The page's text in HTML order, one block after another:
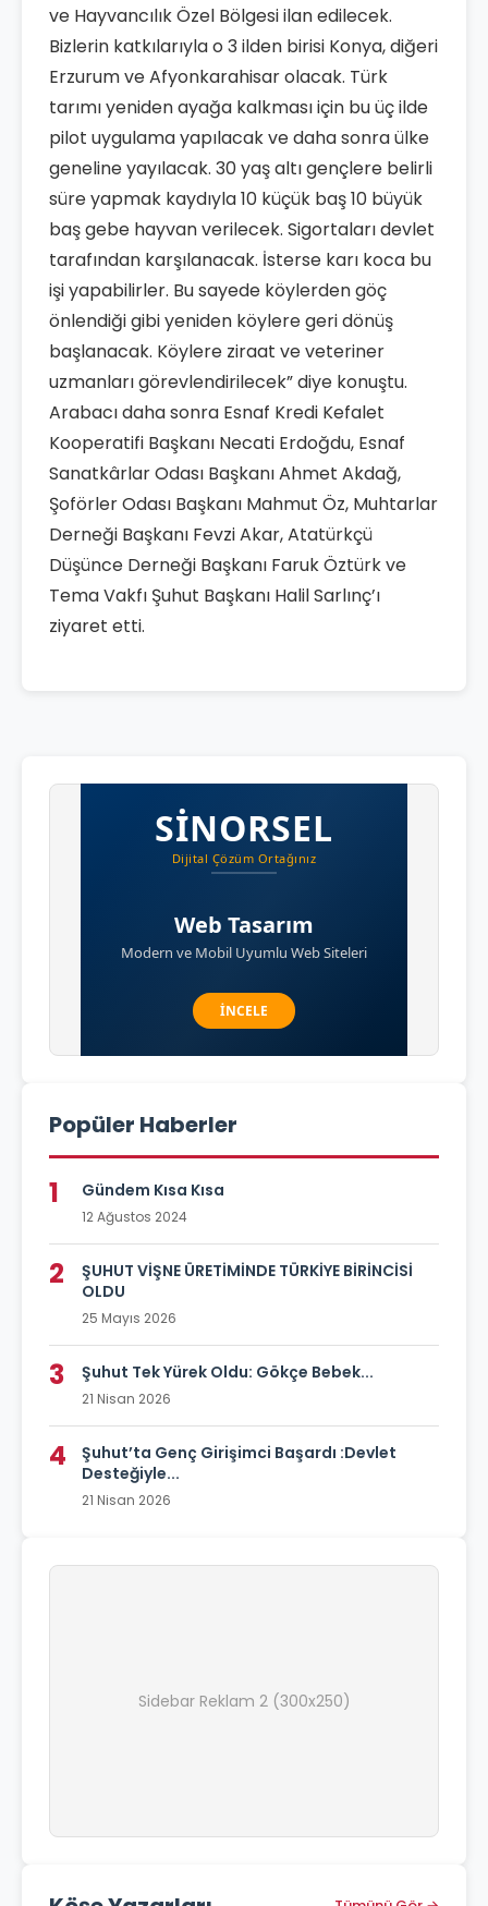
ve Hayvancılık Özel Bölgesi ilan edilecek.
Bizlerin katkılarıyla o 3 ilden birisi Konya, diğeri
Erzurum ve Afyonkarahisar olacak. Türk
tarımı yeniden ayağa kalkması için bu üç ilde
pilot uygulama yapılacak ve daha sonra ülke
geneline yayılacak. 30 yaş altı gençlere belirli
süre yapmak kaydıyla 10 küçük baş 10 büyük
baş gebe hayvan verilecek. Sigortaları devlet
tarafından karşılanacak. İsterse karı koca bu
işi yapabilirler. Bu sayede köylerden göç
önlendiği gibi yeniden köylere geri dönüş
başlanacak. Köylere ziraat ve veteriner
uzmanları görevlendirilecek” diye konuştu.
Arabacı daha sonra Esnaf Kredi Kefalet
Kooperatifi Başkanı Necati Erdoğdu, Esnaf
Sanatkârlar Odası Başkanı Ahmet Akdağ,
Şoförler Odası Başkanı Mahmut Öz, Muhtarlar
Derneği Başkanı Fevzi Akar, Atatürkçü
Düşünce Derneği Başkanı Faruk Öztürk ve
Tema Vakfı Şuhut Başkanı Halil Sarlınç’ı
ziyaret etti.
Popüler Haberler
1 Gündem Kısa Kısa
12 Ağustos 2024
2
ŞUHUT VİŞNE ÜRETİMİNDE TÜRKİYE BİRİNCİSİ
OLDU
25 Mayıs 2026
3 Şuhut Tek Yürek Oldu: Gökçe Bebek...
21 Nisan 2026
4
Şuhut’ta Genç Girişimci Başardı :Devlet
Desteğiyle...
21 Nisan 2026
Sidebar Reklam 2 (300x250)